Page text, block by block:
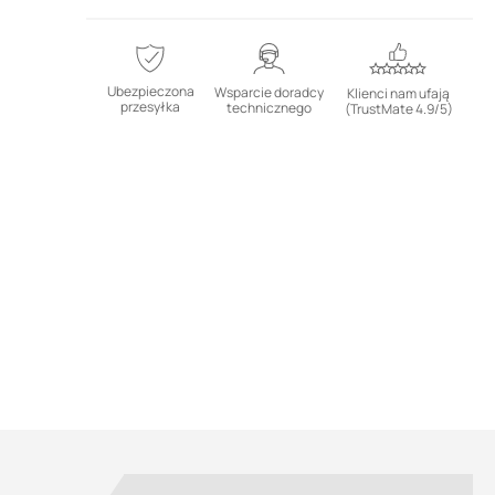
Ubezpieczona
przesyłka
Wsparcie doradcy
technicznego
Klienci nam ufają
(TrustMate 4.9/5)